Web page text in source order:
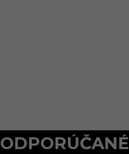
ODPORÚČANÉ